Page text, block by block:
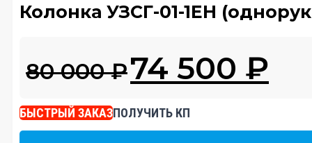
Колонка УЗСГ-01-1ЕН
80 000₽цена
составляла
80
74 500 ₽
БЫСТРЫЙ ЗАКАЗПОЛУЧИТЬ КП